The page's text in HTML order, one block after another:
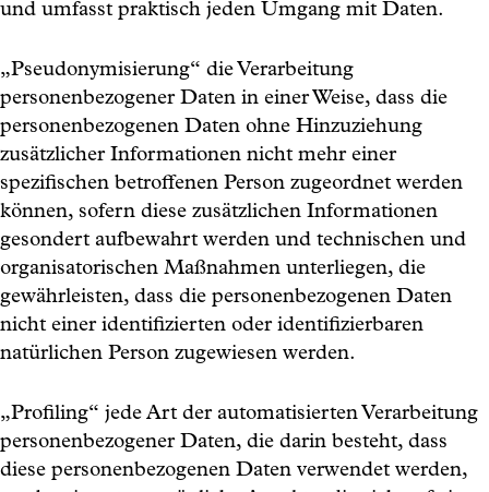
und umfasst praktisch jeden Umgang mit Daten.
„Pseudonymisierung“ die Verarbeitung
personenbezogener Daten in einer Weise, dass die
personenbezogenen Daten ohne Hinzuziehung
zusätzlicher Informationen nicht mehr einer
spezifischen betroffenen Person zugeordnet werden
können, sofern diese zusätzlichen Informationen
gesondert aufbewahrt werden und technischen und
organisatorischen Maßnahmen unterliegen, die
gewährleisten, dass die personenbezogenen Daten
nicht einer identifizierten oder identifizierbaren
natürlichen Person zugewiesen werden.
„Profiling“ jede Art der automatisierten Verarbeitung
personenbezogener Daten, die darin besteht, dass
diese personenbezogenen Daten verwendet werden,